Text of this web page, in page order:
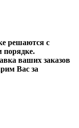
решаются с
порядке.
ваших заказов
Вас за